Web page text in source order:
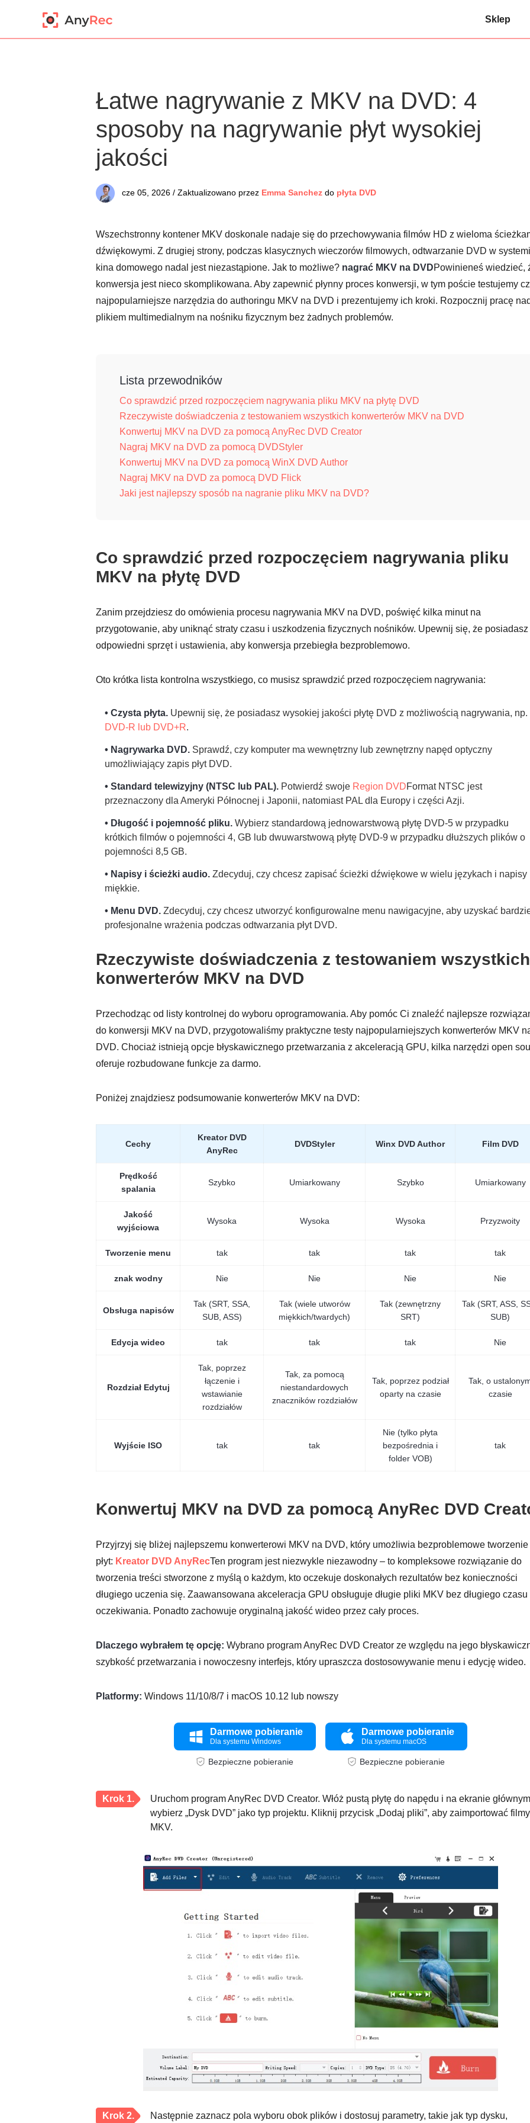
Sklep
Łatwe nagrywanie z MKV na DVD: 4
sposoby na nagrywanie płyt wysokiej
jakości
cze 05, 2026 / Zaktualizowano przez Emma Sanchez do płyta DVD
Wszechstronny kontener MKV doskonale nadaje się do przechowywania filmów HD z wieloma
dźwiękowymi. Z drugiej strony, podczas klasycznych wieczorów filmowych, odtwarzanie DVD w
kina domowego nadal jest niezastąpione. Jak to możliwe? nagrać MKV na DVDPowinieneś wiedzieć,
konwersja jest nieco skomplikowana. Aby zapewnić płynny proces konwersji, w tym poście testujemy
najpopularniejsze narzędzia do authoringu MKV na DVD i prezentujemy ich kroki. Rozpocznij pracę
plikiem multimedialnym na nośniku fizycznym bez żadnych problemów.
Lista przewodników
Co sprawdzić przed rozpoczęciem nagrywania pliku MKV na płytę DVD
Rzeczywiste doświadczenia z testowaniem wszystkich konwerterów MKV na DVD
Konwertuj MKV na DVD za pomocą AnyRec DVD Creator
Nagraj MKV na DVD za pomocą DVDStyler
Konwertuj MKV na DVD za pomocą WinX DVD Author
Nagraj MKV na DVD za pomocą DVD Flick
Jaki jest najlepszy sposób na nagranie pliku MKV na DVD?
Co sprawdzić przed rozpoczęciem nagrywania pliku
MKV na płytę DVD
Zanim przejdziesz do omówienia procesu nagrywania MKV na DVD, poświęć kilka minut na
przygotowanie, aby uniknąć straty czasu i uszkodzenia fizycznych nośników. Upewnij się, że posiadasz
odpowiedni sprzęt i ustawienia, aby konwersja przebiegła bezproblemowo.
Oto krótka lista kontrolna wszystkiego, co musisz sprawdzić przed rozpoczęciem nagrywania:
• Czysta płyta. Upewnij się, że posiadasz wysokiej jakości płytę DVD z możliwością nagrywania, np.
DVD-R lub DVD+R.
• Nagrywarka DVD. Sprawdź, czy komputer ma wewnętrzny lub zewnętrzny napęd optyczny
umożliwiający zapis płyt DVD.
• Standard telewizyjny (NTSC lub PAL). Potwierdź swoje Region DVDFormat NTSC jest
przeznaczony dla Ameryki Północnej i Japonii, natomiast PAL dla Europy i części Azji.
• Długość i pojemność pliku. Wybierz standardową jednowarstwową płytę DVD-5 w przypadku
krótkich filmów o pojemności 4, GB lub dwuwarstwową płytę DVD-9 w przypadku dłuższych plików o
pojemności 8,5 GB.
• Napisy i ścieżki audio. Zdecyduj, czy chcesz zapisać ścieżki dźwiękowe w wielu językach i napisy
miękkie.
• Menu DVD. Zdecyduj, czy chcesz utworzyć konfigurowalne menu nawigacyjne, aby uzyskać
profesjonalne wrażenia podczas odtwarzania płyt DVD.
Rzeczywiste doświadczenia z testowaniem wszystkich
konwerterów MKV na DVD
Przechodząc od listy kontrolnej do wyboru oprogramowania. Aby pomóc Ci znaleźć najlepsze
do konwersji MKV na DVD, przygotowaliśmy praktyczne testy najpopularniejszych konwerterów MKV
DVD. Chociaż istnieją opcje błyskawicznego przetwarzania z akceleracją GPU, kilka narzędzi open
oferuje rozbudowane funkcje za darmo.
Poniżej znajdziesz podsumowanie konwerterów MKV na DVD:
Cechy
Kreator DVD
AnyRec
DVDStyler Winx DVD Author Film DVD
Prędkość
spalania
Szybko Umiarkowany Szybko Umiarkowany
Jakość
wyjściowa
Wysoka Wysoka Wysoka Przyzwoity
Tworzenie menu tak tak tak tak
znak wodny Nie Nie Nie Nie
Obsługa napisów
Tak (SRT, SSA,
SUB, ASS)
Tak (wiele utworów
miękkich/twardych)
Tak (zewnętrzny
SRT)
Tak (SRT, ASS,
SUB)
Edycja wideo tak tak tak Nie
Rozdział Edytuj
Tak, poprzez
łączenie i
wstawianie
rozdziałów
Tak, za pomocą
niestandardowych
znaczników rozdziałów
Tak, poprzez podział
oparty na czasie
Tak, o
czasie
Wyjście ISO tak tak
Nie (tylko płyta
bezpośrednia i
folder VOB)
tak
Konwertuj MKV na DVD za pomocą AnyRec DVD
Przyjrzyj się bliżej najlepszemu konwerterowi MKV na DVD, który umożliwia bezproblemowe tworzenie
płyt: Kreator DVD AnyRecTen program jest niezwykle niezawodny – to kompleksowe rozwiązanie do
tworzenia treści stworzone z myślą o każdym, kto oczekuje doskonałych rezultatów bez konieczności
długiego uczenia się. Zaawansowana akceleracja GPU obsługuje długie pliki MKV bez długiego czasu
oczekiwania. Ponadto zachowuje oryginalną jakość wideo przez cały proces.
Dlaczego wybrałem tę opcję: Wybrano program AnyRec DVD Creator ze względu na jego
szybkość przetwarzania i nowoczesny interfejs, który upraszcza dostosowywanie menu i edycję wideo.
Platformy: Windows 11/10/8/7 i macOS 10.12 lub nowszy
Darmowe pobieranie
Dla systemu Windows
Bezpieczne pobieranie
Darmowe pobieranie
Dla systemu macOS
Bezpieczne pobieranie
Krok 1.
Uruchom program AnyRec DVD Creator. Włóż pustą płytę do napędu i na ekranie głównym
wybierz „Dysk DVD” jako typ projektu. Kliknij przycisk „Dodaj pliki”, aby zaimportować filmy
MKV.
Krok 2. Następnie zaznacz pola wyboru obok plików i dostosuj parametry, takie jak typ dysku,